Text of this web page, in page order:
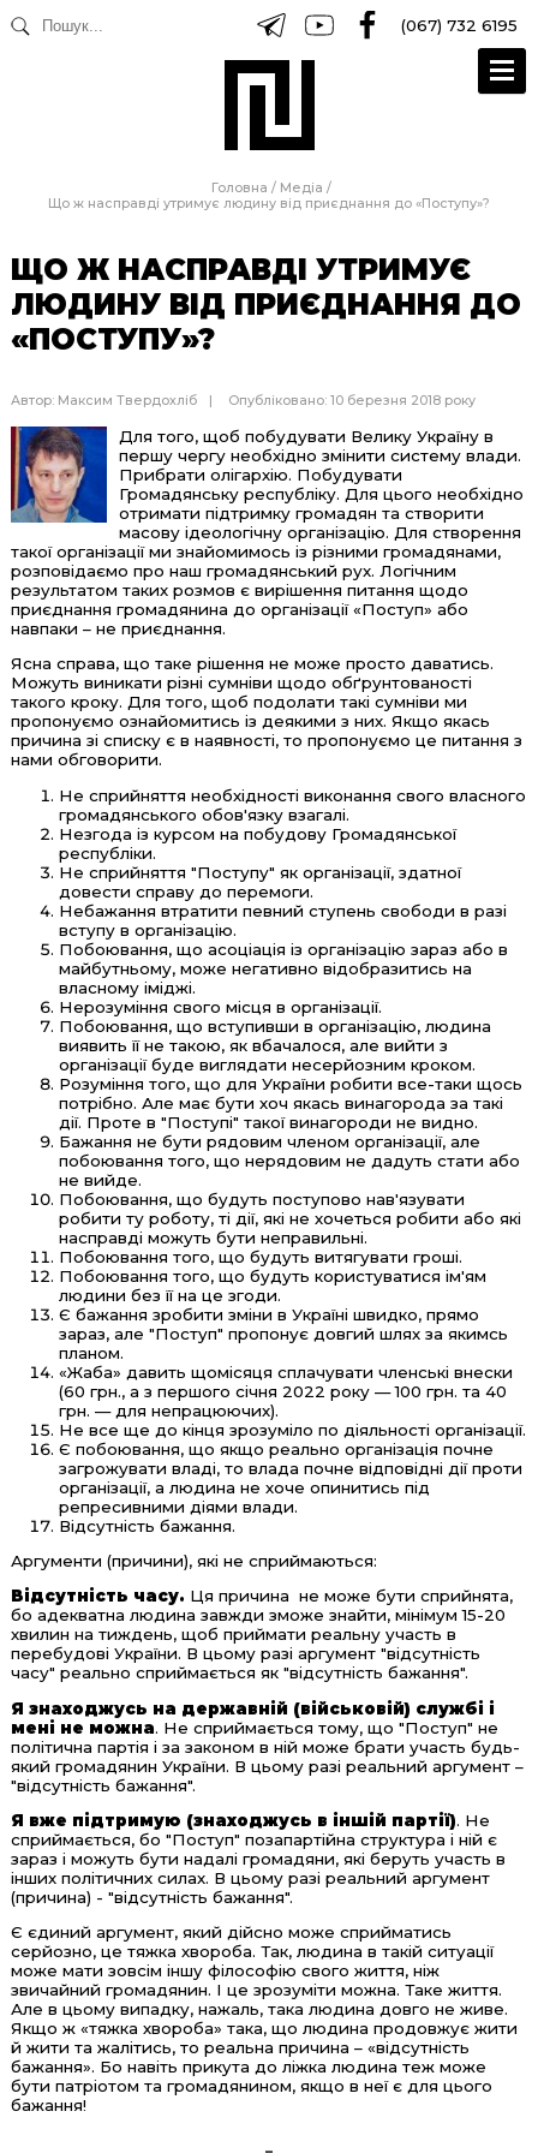
(067) 732 6195
Головна / Медіа /
Що ж насправді утримує людину від приєднання до «Поступу»?
ЩО Ж НАСПРАВДІ УТРИМУЄ
ЛЮДИНУ ВІД ПРИЄДНАННЯ ДО
«ПОСТУПУ»?
Автор: Максим Твердохліб Опубліковано: 10 березня 2018 року
Для того, щоб побудувати Велику Україну в
першу чергу необхідно змінити систему влади.
Прибрати олігархію. Побудувати
Громадянську республіку. Для цього необхідно
отримати підтримку громадян та створити
масову ідеологічну організацію. Для створення
такої організації ми знайомимось із різними громадянами,
розповідаємо про наш громадянський рух. Логічним
результатом таких розмов є вирішення питання щодо
приєднання громадянина до організації «Поступ» або
навпаки – не приєднання.
Ясна справа, що таке рішення не може просто даватись.
Можуть виникати різні сумніви щодо обґрунтованості
такого кроку. Для того, щоб подолати такі сумніви ми
пропонуємо ознайомитись із деякими з них. Якщо якась
причина зі списку є в наявності, то пропонуємо це питання з
нами обговорити.
Не сприйняття необхідності виконання свого власного
громадянського обов'язку взагалі.
Незгода із курсом на побудову Громадянської
республіки.
Не сприйняття "Поступу" як організації, здатної
довести справу до перемоги.
Небажання втратити певний ступень свободи в разі
вступу в організацію.
Побоювання, що асоціація із організацію зараз або в
майбутньому, може негативно відобразитись на
власному іміджі.
Нерозуміння свого місця в організації.
Побоювання, що вступивши в організацію, людина
виявить її не такою, як вбачалося, але вийти з
організації буде виглядати несерйозним кроком.
Розуміння того, що для України робити все-таки щось
потрібно. Але має бути хоч якась винагорода за такі
дії. Проте в "Поступі" такої винагороди не видно.
Бажання не бути рядовим членом організації, але
побоювання того, що нерядовим не дадуть стати або
не вийде.
Побоювання, що будуть поступово нав'язувати
робити ту роботу, ті дії, які не хочеться робити або які
насправді можуть бути неправильні.
Побоювання того, що будуть витягувати гроші.
Побоювання того, що будуть користуватися ім'ям
людини без її на це згоди.
Є бажання зробити зміни в Україні швидко, прямо
зараз, але "Поступ" пропонує довгий шлях за якимсь
планом.
«Жаба» давить щомісяця сплачувати членські внески
(60 грн., а з першого січня 2022 року — 100 грн. та 40
грн. — для непрацюючих).
Не все ще до кінця зрозуміло по діяльності організації.
Є побоювання, що якщо реально організація почне
загрожувати владі, то влада почне відповідні дії проти
організації, а людина не хоче опинитись під
репресивними діями влади.
Відсутність бажання.
Аргументи (причини), які не сприймаються:
Відсутність часу. Ця причина не може бути сприйнята,
бо адекватна людина завжди зможе знайти, мінімум 15-20
хвилин на тиждень, щоб приймати реальну участь в
перебудові України. В цьому разі аргумент "відсутність
часу" реально сприймається як "відсутність бажання".
Я знаходжусь на державній (військовій) службі і
мені не можна. Не сприймається тому, що "Поступ" не
політична партія і за законом в ній може брати участь будь-
який громадянин України. В цьому разі реальний аргумент –
"відсутність бажання".
Я вже підтримую (знаходжусь в іншій партії). Не
сприймається, бо "Поступ" позапартійна структура і ній є
зараз і можуть бути надалі громадяни, які беруть участь в
інших політичних силах. В цьому разі реальний аргумент
(причина) - "відсутність бажання".
Є єдиний аргумент, який дійсно може сприйматись
серйозно, це тяжка хвороба. Так, людина в такій ситуації
може мати зовсім іншу філософію свого життя, ніж
звичайний громадянин. І це зрозуміти можна. Таке життя.
Але в цьому випадку, нажаль, така людина довго не живе.
Якщо ж «тяжка хвороба» така, що людина продовжує жити
й жити та жалітись, то реальна причина – «відсутність
бажання». Бо навіть прикута до ліжка людина теж може
бути патріотом та громадянином, якщо в неї є для цього
бажання!